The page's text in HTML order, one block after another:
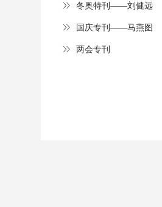
冬奥特刊——刘健远
国庆专刊——马燕图
两会专刊